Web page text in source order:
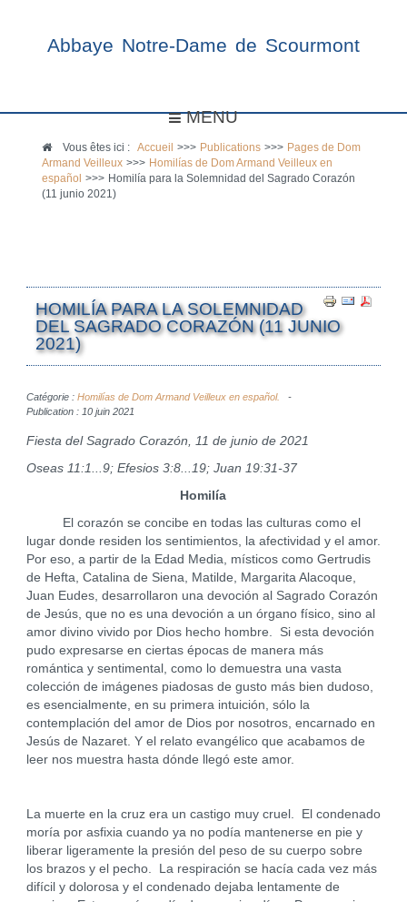
Abbaye Notre-Dame de Scourmont
MENU
Vous êtes ici :Accueil >>> Publications >>> Pages de Dom
Armand Veilleux >>> Homilías de Dom Armand Veilleux en
español
>>> Homilía para la Solemnidad del Sagrado Corazón
(11 junio 2021)
HOMILÍA PARA LA SOLEMNIDAD
DEL SAGRADO CORAZÓN (11 JUNIO
2021)
Catégorie : Homilías de Dom Armand Veilleux en español.
Publication : 10 juin 2021
Fiesta del Sagrado Corazón, 11 de junio de 2021
Oseas 11:1...9; Efesios 3:8...19; Juan 19:31-37
Homilía
El corazón se concibe en todas las culturas como el
lugar donde residen los sentimientos, la afectividad y el amor.
Por eso, a partir de la Edad Media, místicos como Gertrudis
de Hefta, Catalina de Siena, Matilde, Margarita Alacoque,
Juan Eudes, desarrollaron una devoción al Sagrado Corazón
de Jesús, que no es una devoción a un órgano físico, sino al
amor divino vivido por Dios hecho hombre. Si esta devoción
pudo expresarse en ciertas épocas de manera más
romántica y sentimental, como lo demuestra una vasta
colección de imágenes piadosas de gusto más bien dudoso,
es esencialmente, en su primera intuición, sólo la
contemplación del amor de Dios por nosotros, encarnado en
Jesús de Nazaret. Y el relato evangélico que acabamos de
leer nos muestra hasta dónde llegó este amor.
La muerte en la cruz era un castigo muy cruel. El condenado
moría por asfixia cuando ya no podía mantenerse en pie y
liberar ligeramente la presión del peso de su cuerpo sobre
los brazos y el pecho. La respiración se hacía cada vez más
difícil y dolorosa y el condenado dejaba lentamente de